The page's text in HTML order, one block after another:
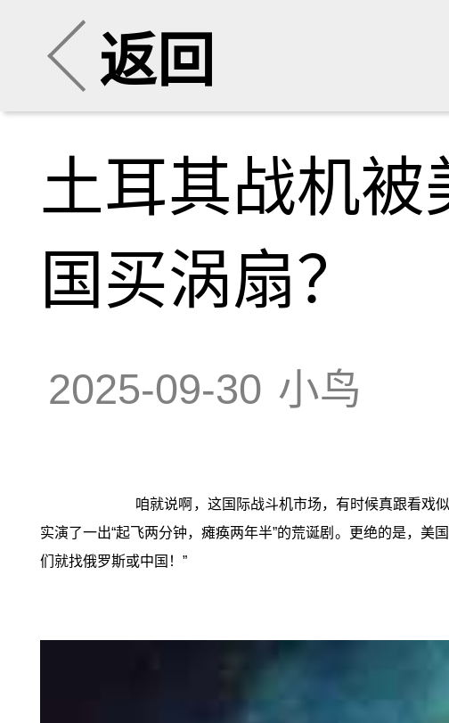
返回
土耳其战机被
国买涡扇？
2025-09-30 小鸟
咱就说啊，这国际战斗机市场，有时候真跟看戏
实演了一出“起飞两分钟，瘫痪两年半”的荒诞剧。更绝的是，美
们就找俄罗斯或中国！”